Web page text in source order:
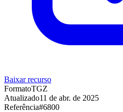
Baixar recurso
FormatoTGZ
Atualizado11 de abr. de 2025
Referência#6800